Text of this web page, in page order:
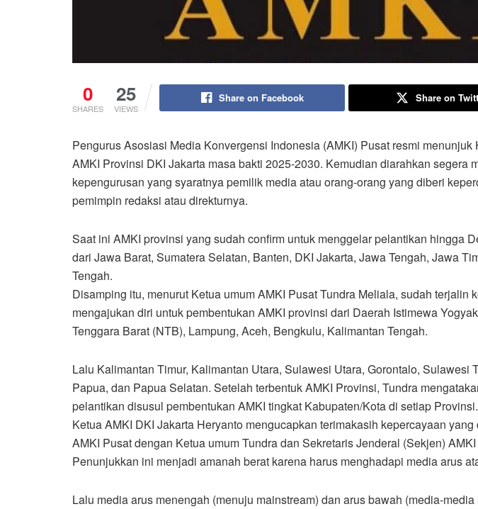
0
SHARES
25
VIEWS
Share on Facebook Share on
Pengurus Asosiasi Media Konvergensi Indonesia (AMKI) Pusat resmi
AMKI Provinsi DKI Jakarta masa bakti 2025-2030. Kemudian diarahkan segera
kepengurusan yang syaratnya pemilik media atau orang-orang yang diberi
pemimpin redaksi atau direkturnya.
Saat ini AMKI provinsi yang sudah confirm untuk menggelar pelantikan hingga
dari Jawa Barat, Sumatera Selatan, Banten, DKI Jakarta, Jawa Tengah, Jawa
Tengah.
Disamping itu, menurut Ketua umum AMKI Pusat Tundra Meliala, sudah terjalin
mengajukan diri untuk pembentukan AMKI provinsi dari Daerah Istimewa
Tenggara Barat (NTB), Lampung, Aceh, Bengkulu, Kalimantan Tengah.
Lalu Kalimantan Timur, Kalimantan Utara, Sulawesi Utara, Gorontalo, Sulawesi
Papua, dan Papua Selatan. Setelah terbentuk AMKI Provinsi, Tundra
pelantikan disusul pembentukan AMKI tingkat Kabupaten/Kota di setiap Provinsi.
Ketua AMKI DKI Jakarta Heryanto mengucapkan terimakasih kepercayaan
AMKI Pusat dengan Ketua umum Tundra dan Sekretaris Jenderal (Sekjen)
Penunjukkan ini menjadi amanah berat karena harus menghadapi media arus
Lalu media arus menengah (menuju mainstream) dan arus bawah (media-